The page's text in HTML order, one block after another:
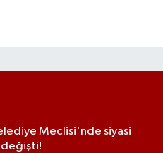
Meclisi'nde siyasi